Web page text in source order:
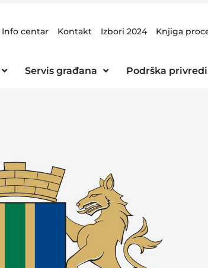
Info centar Kontakt Izbori 2024 Knjiga
Servis građana Podrška privredi